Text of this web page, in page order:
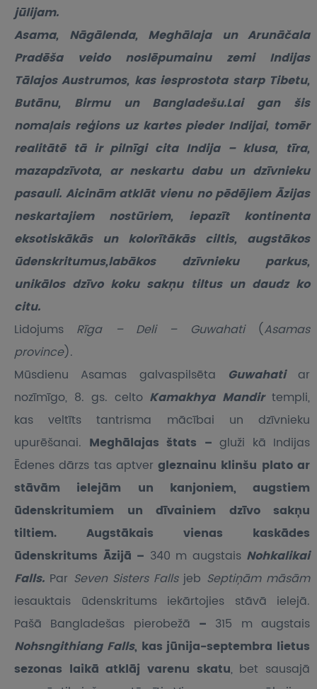
jūlijam.
Asama, Nāgālenda, Meghālaja un Arunāčala
Pradēša veido noslēpumainu zemi Indijas
Tālajos Austrumos, kas iesprostota starp Tibetu,
Butānu, Birmu un Bangladešu.Lai gan šis
nomaļais reģions uz kartes pieder Indijai, tomēr
realitātē tā ir pilnīgi cita Indija – klusa, tīra,
mazapdzīvota, ar neskartu dabu un dzīvnieku
pasauli. Aicinām atklāt vienu no pēdējiem Āzijas
neskartajiem nostūriem, iepazīt kontinenta
eksotiskākās un kolorītākās ciltis, augstākos
ūdenskritumus,labākos dzīvnieku parkus,
unikālos dzīvo koku sakņu tiltus un daudz ko
citu.
Lidojums Rīga – Deli – Guwahati (Asamas
province).
Mūsdienu Asamas galvaspilsēta Guwahati ar
nozīmīgo, 8. gs. celto Kamakhya Mandirtempli,
kas veltīts tantrisma mācībai un dzīvnieku
upurēšanai. Meghālajas štats – gluži kā Indijas
Ēdenes dārzs tas aptvergleznainu klinšu plato ar
stāvām ielejām un kanjoniem, augstiem
ūdenskritumiem un dīvainiem dzīvo sakņu
tiltiem. Augstākais vienas kaskādes
ūdenskritums Āzijā – 340 m augstais Nohkalikai
Falls. Par Seven Sisters Falls jeb Septiņām māsām
iesauktais ūdenskritums iekārtojies stāvā ielejā.
Pašā Bangladešas pierobežā – 315 m augstais
Nohsngithiang Falls, kas jūnija-septembra lietus
sezonas laikā atklāj varenu skatu, bet sausajā